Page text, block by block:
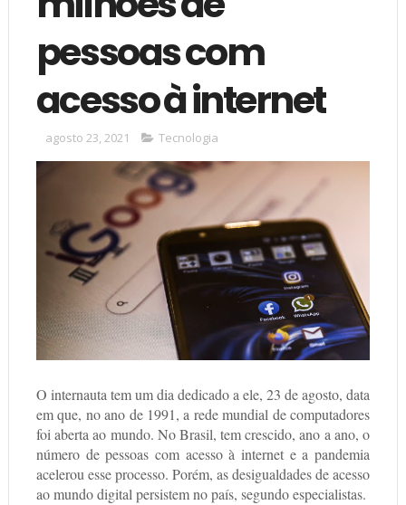
pessoas com
acesso à internet
agosto 23, 2021 Tecnologia
O internauta tem um dia dedicado a ele, 23 de agosto, data
em que, no ano de 1991, a rede mundial de computadores
foi aberta ao mundo. No Brasil, tem crescido, ano a ano, o
número de pessoas com acesso à internet e a pandemia
acelerou esse processo. Porém, as desigualdades de acesso
ao mundo digital persistem no país, segundo especialistas.